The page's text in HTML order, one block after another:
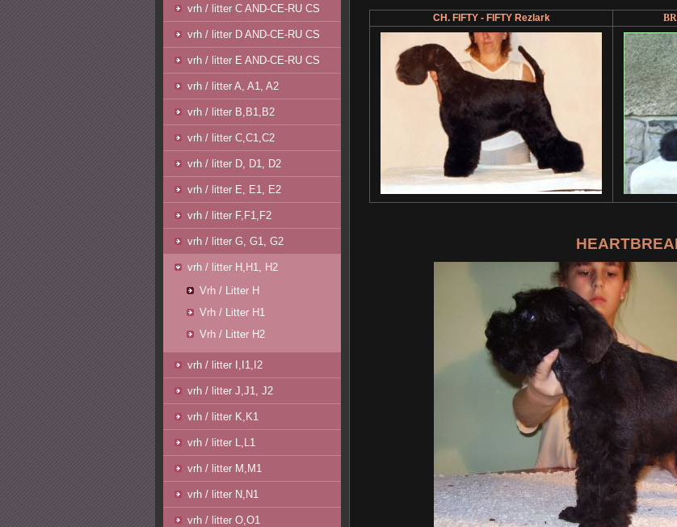
vrh / litter C AND-CE-RU CS
vrh / litter D AND-CE-RU CS
vrh / litter E AND-CE-RU CS
vrh / litter A, A1, A2
vrh / litter B,B1,B2
vrh / litter C,C1,C2
vrh / litter D, D1, D2
vrh / litter E, E1, E2
vrh / litter F,F1,F2
vrh / litter G, G1, G2
vrh / litter H,H1, H2
Vrh / Litter H
Vrh / Litter H1
Vrh / Litter H2
vrh / litter I,I1,I2
vrh / litter J,J1, J2
vrh / litter K,K1
vrh / litter L,L1
vrh / litter M,M1
vrh / litter N,N1
vrh / litter O,O1
CH. FIFTY - FIFTY Rezlark